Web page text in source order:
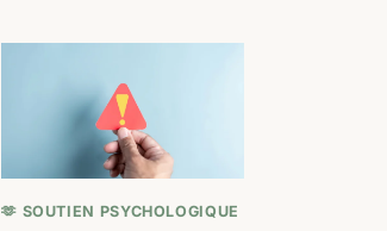
🫶 SOUTIEN PSYCHOLOGIQUE